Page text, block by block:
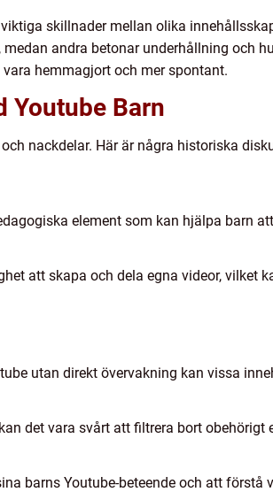
skillnader mellan olika
andra betonar underhållning och
hemmagjort och mer spontant.
Youtube Barn
nackdelar. Här är några historiska
element som kan hjälpa barn
att skapa och dela egna videor, vilket
utan direkt övervakning kan vissa
det vara svårt att filtrera bort
barns Youtube-beteende och att förstå